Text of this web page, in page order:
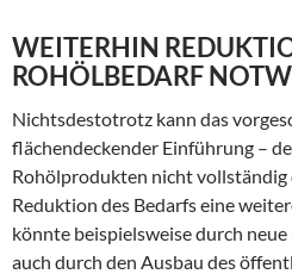
WEITERHIN
ROHÖLBEDARF
Nichtsdestotrotz kann das
flächendeckender Einführung –
Rohölprodukten nicht vollständig
Reduktion des Bedarfs eine
könnte beispielsweise durch
auch durch den Ausbau des